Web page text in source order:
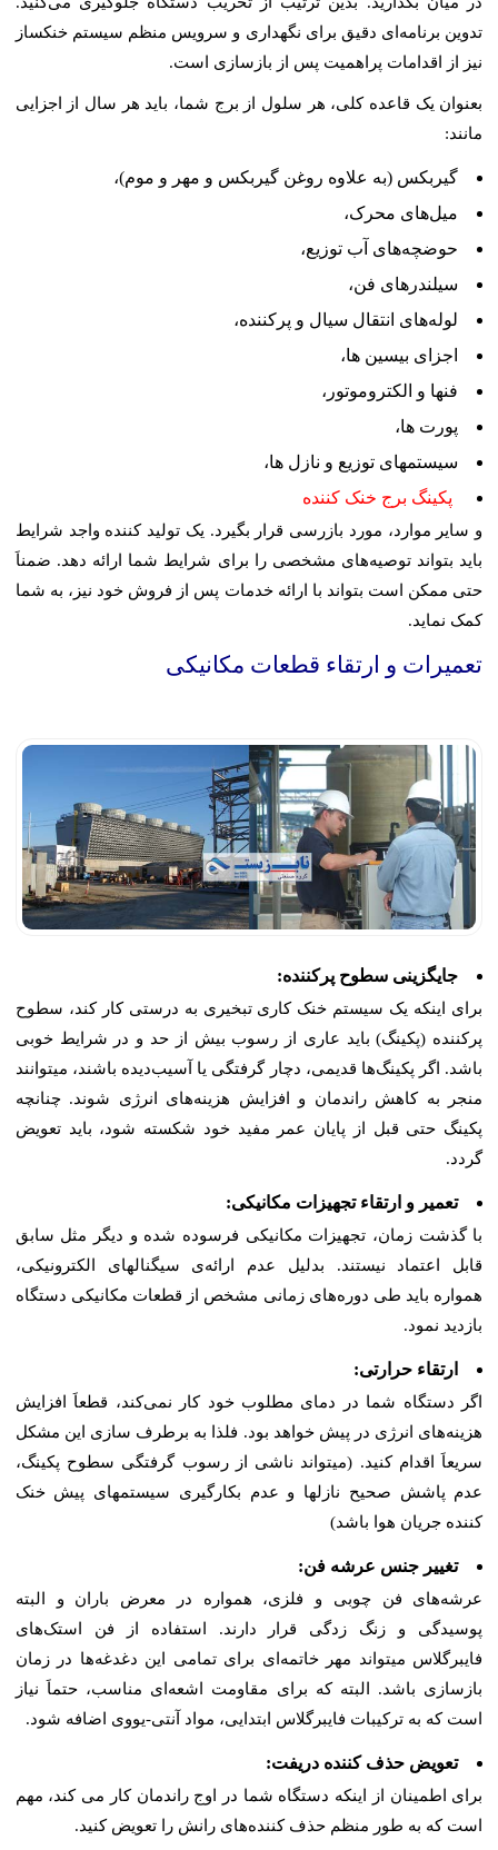
تدوین برنامه‌ای دقیق برای نگهداری و سرویس منظم سیستم خنکساز
نیز از اقدامات پراهمیت پس از بازسازی است.
بعنوان یک قاعده کلی، هر سلول از برج شما، باید هر سال از اجزایی
مانند:
گیربکس (به علاوه روغن گیربکس و مهر و موم)،
میل‌های محرک،
حوضچه‌های آب توزیع،
سیلندرهای فن،
لوله‌های انتقال سیال و پرکننده،
اجزای بیسین ها،
فنها و الکتروموتور،
پورت ها،
سیستمهای توزیع و نازل ها،
پکینگ برج خنک کننده
و سایر موارد، مورد بازرسی قرار بگیرد. یک تولید کننده واجد شرایط
باید بتواند توصیه‌های مشخصی را برای شرایط شما ارائه دهد. ضمناَ
حتی ممکن است بتواند با ارائه خدمات پس از فروش خود نیز، به شما
کمک نماید.
تعمیرات و ارتقاء قطعات مکانیکی
جایگزینی سطوح پرکننده:
برای اینکه یک سیستم خنک کاری تبخیری به درستی کار کند، سطوح
پرکننده (پکینگ) باید عاری از رسوب بیش از حد و در شرایط خوبی
باشد. اگر پکینگ‌ها قدیمی، دچار گرفتگی یا آسیب‌دیده باشند، میتوانند
منجر به کاهش راندمان و افزایش هزینه‌های انرژی شوند. چنانچه
پکینگ حتی قبل از پایان عمر مفید خود شکسته شود، باید تعویض
گردد.
تعمیر و ارتقاء تجهیزات مکانیکی:
با گذشت زمان، تجهیزات مکانیکی فرسوده شده و دیگر مثل سابق
قابل اعتماد نیستند. بدلیل عدم ارائه‌ی سیگنالهای الکترونیکی،
همواره باید طی دوره‌های زمانی مشخص از قطعات مکانیکی دستگاه
بازدید نمود.
ارتقاء حرارتی:
اگر دستگاه شما در دمای مطلوب خود کار نمی‌کند، قطعاَ افزایش
هزینه‌های انرژی در پیش خواهد بود. فلذا به برطرف سازی این مشکل
سریعاَ اقدام کنید. (میتواند ناشی از رسوب گرفتگی سطوح پکینگ،
عدم پاشش صحیح نازلها و عدم بکارگیری سیستمهای پیش خنک
کننده جریان هوا باشد)
تغییر جنس عرشه فن:
عرشه‌های فن چوبی و فلزی، همواره در معرض باران و البته
پوسیدگی و زنگ زدگی قرار دارند. استفاده از فن استک‌های
فایبرگلاس میتواند مهر خاتمه‌ای برای تمامی این دغدغه‌ها در زمان
بازسازی باشد. البته که برای مقاومت اشعه‌ای مناسب، حتماَ نیاز
است که به ترکیبات فایبرگلاس ابتدایی، مواد آنتی-یووی اضافه شود.
تعویض حذف کننده دریفت:
برای اطمینان از اینکه دستگاه شما در اوج راندمان کار می کند، مهم
است که به طور منظم حذف کننده‌های رانش را تعویض کنید.